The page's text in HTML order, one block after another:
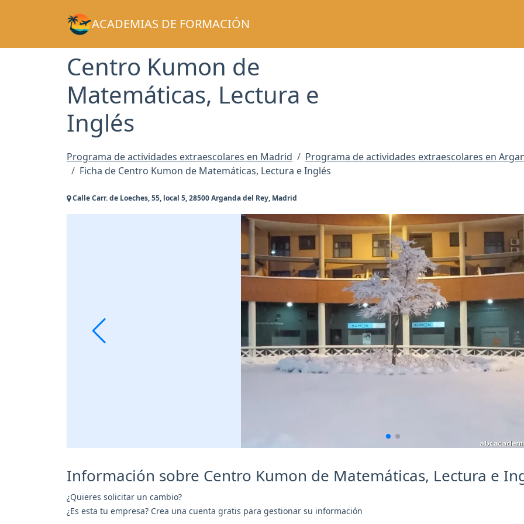
ACADEMIAS DE FORMACIÓN
Centro Kumon de
Matemáticas, Lectura e
Inglés
Programa de actividades extraescolares en Madrid
Programa de actividades extraescolares en
Ficha de Centro Kumon de Matemáticas, Lectura e Inglés
Calle Carr. de Loeches, 55, local 5, 28500 Arganda del Rey, Madrid
Información sobre Centro Kumon de Matemáticas, Lectura e
¿Quieres solicitar un cambio?
¿Es esta tu empresa? Crea una cuenta gratis para gestionar su información